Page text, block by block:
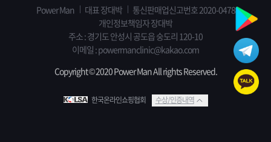
Power Man 대표 장대박
통신판매업신고번호 2020-0478
개인정보책임자 장대박
주소 : 경기도 안성시 공도읍 숭도리 120-10
이메일 :powermanclinic@kakao.com
Copyright © 2020 Power Man All rights Reserved.
한국온라인쇼핑협회 수상/인증내역